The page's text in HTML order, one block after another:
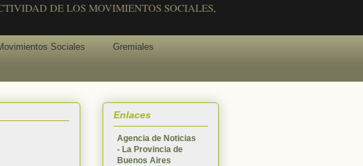
DE LOS MOVIMIENTOS SOCIALES,
Sociales Gremiales
Enlaces
Agencia de Noticias
- La Provincia de
Buenos Aires